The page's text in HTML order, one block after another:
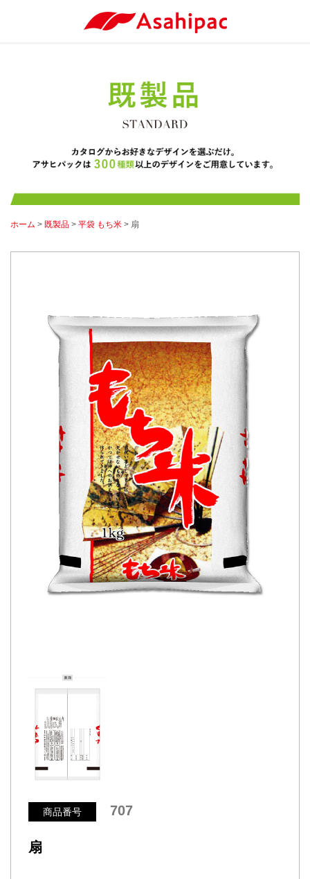
ホーム > 既製品 > 平袋 もち米 > 扇
商品番号 707
扇